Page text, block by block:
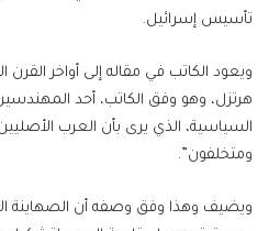
تأسيس إسرائيل.
ويعود الكاتب في مقاله إلى أواخر القرن
هرتزل، وهو وفق الكاتب، أحد
السياسية، الذي يرى بأن العرب
ومتخلفون”.
ويضيف وهذا وفق وصفه أن الصهاينة